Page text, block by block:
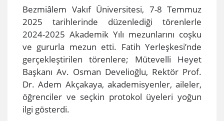
​Bezmiâlem Vakıf Üniversitesi, 7-8 Temmuz
2025 tarihlerinde düzenlediği törenlerle
2024-2025 Akademik Yılı mezunlarını coşku
ve gururla mezun etti. Fatih Yerleşkesi’nde
gerçekleştirilen törenlere; Mütevelli Heyet
Başkanı Av. Osman Develioğlu, Rektör Prof.
Dr. Adem Akçakaya, akademisyenler, aileler,
öğrenciler ve seçkin protokol üyeleri yoğun
ilgi gösterdi.